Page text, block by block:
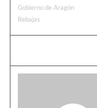
Gobierno de Aragón
Rebajas